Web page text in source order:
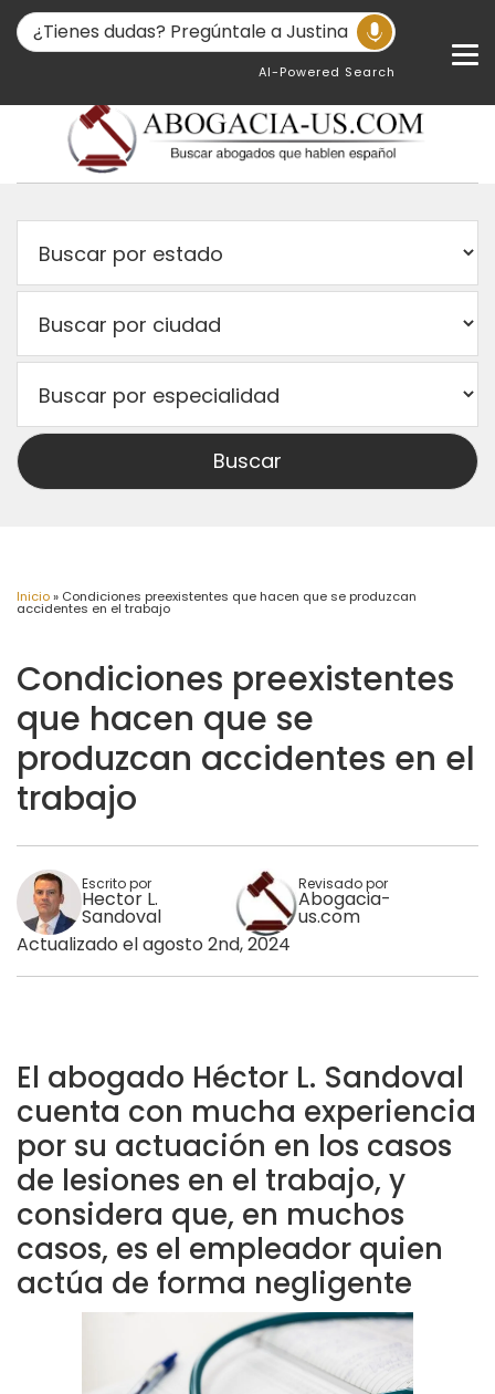
AI-Powered Search
Inicio» Condiciones preexistentes que hacen que se produzcan
accidentes en el trabajo
Condiciones preexistentes
que hacen que se
produzcan accidentes en el
trabajo
Escrito por
Hector L.
Sandoval
Revisado por
Abogacia-
us.com
Actualizado el agosto 2nd, 2024
El abogado Héctor L. Sandoval
cuenta con mucha experiencia
por su actuación en los casos
de lesiones en el trabajo, y
considera que, en muchos
casos, es el empleador quien
actúa de forma negligente